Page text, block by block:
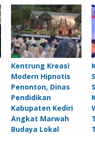
Kentrung Kreasi
Modern Hipnotis
Penonton, Dinas
Pendidikan
Kabupaten Kediri
Angkat Marwah
Budaya Lokal